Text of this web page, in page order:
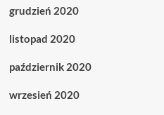
grudzień 2020
listopad 2020
październik 2020
wrzesień 2020